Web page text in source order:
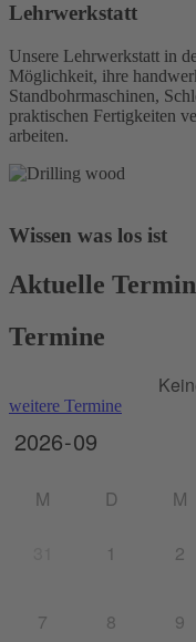
Lehrwerkstatt
Unsere Lehrwerkstatt in
Möglichkeit, ihre
Standbohrmaschinen,
praktischen Fertigkeiten
arbeiten.
Wissen was los ist
Aktuelle
Termine
weitere Termine
M D M
1 2
7 8 9